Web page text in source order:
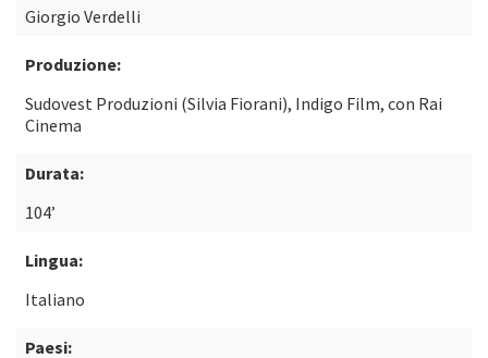
Giorgio Verdelli
Produzione:
Sudovest Produzioni (Silvia Fiorani), Indigo Film, con Rai
Cinema
Durata:
104’
Lingua:
Italiano
Paesi: